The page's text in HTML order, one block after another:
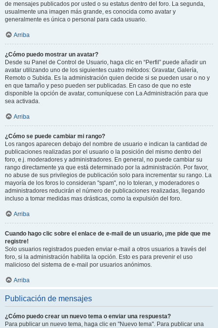
de mensajes publicados por usted o su estatus dentro del foro. La segunda,
usualmente una imagen más grande, es conocida como avatar y
generalmente es única o personal para cada usuario.
Arriba
¿Cómo puedo mostrar un avatar?
Desde su Panel de Control de Usuario, haga clic en “Perfil” puede añadir un
avatar utilizando uno de los siguientes cuatro métodos: Gravatar, Galería,
Remoto o Subida. Es la administración quien decide si se pueden usar o no y
en que tamaño y peso pueden ser publicadas. En caso de que no este
disponible la opción de avatar, comuníquese con La Administración para que
sea activada.
Arriba
¿Cómo se puede cambiar mi rango?
Los rangos aparecen debajo del nombre de usuario e indican la cantidad de
publicaciones realizadas por el usuario o la posición del mismo dentro del
foro, e.j. moderadores y administradores. En general, no puede cambiar su
rango directamente ya que está determinado por la administración. Por favor,
no abuse de sus privilegios de publicación solo para incrementar su rango. La
mayoría de los foros lo consideran "spam", no lo toleran, y moderadores o
administradores reducirán el número de publicaciones realizadas, llegando
incluso a tomar medidas mas drásticas, como la expulsión del foro.
Arriba
Cuando hago clic sobre el enlace de e-mail de un usuario, ¡me pide que me
registre!
Solo usuarios registrados pueden enviar e-mail a otros usuarios a través del
foro, si la administración habilita la opción. Esto es para prevenir el uso
malicioso del sistema de e-mail por usuarios anónimos.
Arriba
Publicación de mensajes
¿Cómo puedo crear un nuevo tema o enviar una respuesta?
Para publicar un nuevo tema, haga clic en "Nuevo tema". Para publicar una